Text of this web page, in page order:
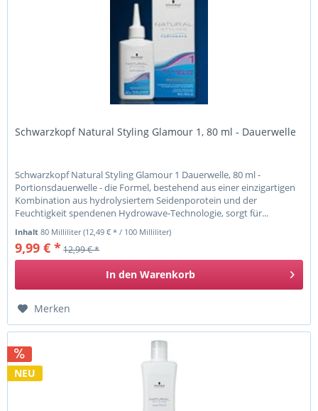
Schwarzkopf Natural Styling Glamour 1, 80 ml - Dauerwelle
Schwarzkopf Natural Styling Glamour 1 Dauerwelle, 80 ml -
Portionsdauerwelle - die Formel, bestehend aus einer einzigartigen
Kombination aus hydrolysiertem Seidenporotein und der
Feuchtigkeit spendenen Hydrowave-Technologie, sorgt für...
Inhalt80 Milliliter(12,49 € * / 100 Milliliter)
9,99 € *12,99 € *
In den Warenkorb
Merken
NEU